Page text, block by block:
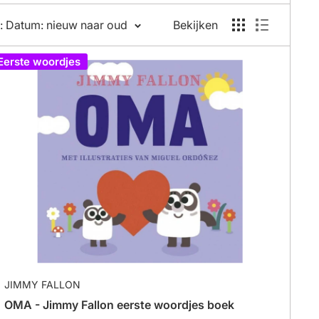
bevatten korte zinnen en eenvoudige
en eenvoudige, maar betekenisvolle
fantasie. Kinderen kunnen zich laten
Voorleesboeken voor groep 3, groep 4 en
Datum: nieuw naar oud Bekijken
woordjes
JIMMY FALLON
OMA - Jimmy Fallon eerste woordjes boek